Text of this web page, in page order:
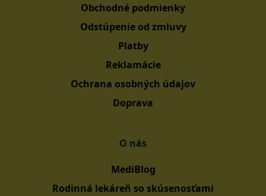
Obchodné podmienky
Odstúpenie od zmluvy
Platby
Reklamácie
Ochrana osobných údajov
Doprava
O nás
MediBlog
Rodinná lekáreň so skúsenosťami